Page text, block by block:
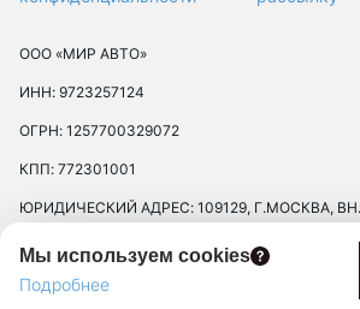
Мы используем cookies
Подробнее
ООО «МИР АВТО»
ИНН: 9723257124
ОГРН: 1257700329072
КПП: 772301001
ЮРИДИЧЕСКИЙ АДРЕС: 109129, Г.МОСКВА,
ТЕКСТИЛЬЩИКОВ, Д. 13, К. 2, ПОМЕЩ. 17/8П